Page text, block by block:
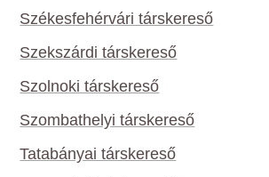
Székesfehérvári társkereső
Szekszárdi társkereső
Szolnoki társkereső
Szombathelyi társkereső
Tatabányai társkereső